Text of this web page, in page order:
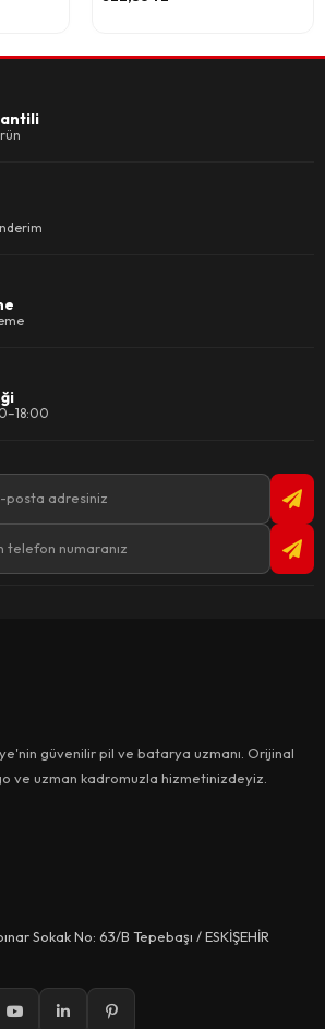
güvenilir pil ve batarya uzmanı. Orijinal
ve uzman kadromuzla hizmetinizdeyiz.
Sokak No: 63/B Tepebaşı / ESKİŞEHİR